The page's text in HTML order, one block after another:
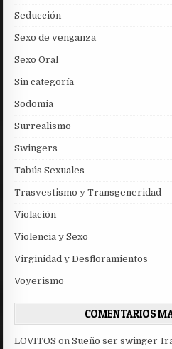
Seducción
Sexo de venganza
Sexo Oral
Sin categoría
Sodomia
Surrealismo
Swingers
Tabús Sexuales
Trasvestismo y Transgeneridad
Violación
Violencia y Sexo
Virginidad y Desfloramientos
Voyerismo
COMENTARIOS
LOVITOS onSueño ser swinger